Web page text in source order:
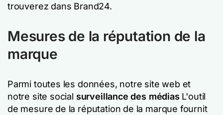
trouverez dans Brand24.
Mesures de la réputation de la
marque
Parmi toutes les données, notre site web et
notre site social surveillance des médias L'outil
de mesure de la réputation de la marque fournit